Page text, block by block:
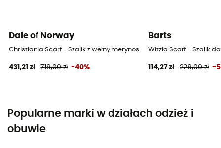
Dale of Norway
Christiania Scarf - Szalik z wełny merynos damski
431,21 zł 719,00 zł -40%
Barts
Witzia Scarf - Szalik
114,27 zł 229,00 zł -
Popularne marki w działach odzież i
obuwie